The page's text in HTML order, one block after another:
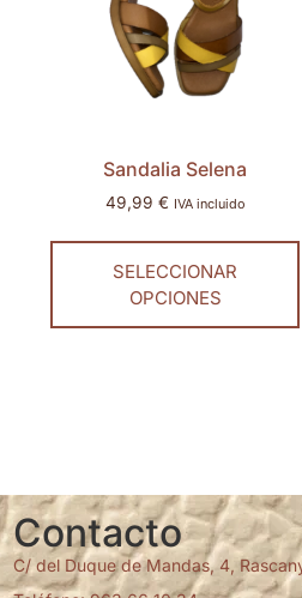
Sandalia Selena
49,99 € IVA incluido
SELECCIONAR
OPCIONES
Contacto
C/ del Duque de Mandas, 4,